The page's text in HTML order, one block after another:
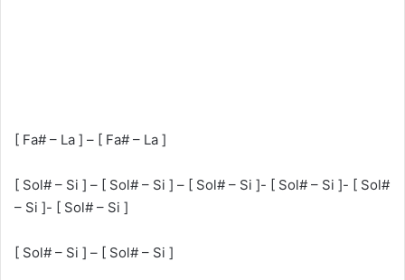
[ Fa# – La ] – [ Fa# – La ]
[ Sol# – Si ] – [ Sol# – Si ] – [ Sol# – Si ]- [ Sol# – Si ]- [ Sol#
– Si ]- [ Sol# – Si ]
[ Sol# – Si ] – [ Sol# – Si ]